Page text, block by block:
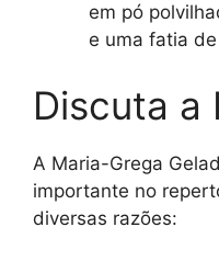
em pó
e uma fatia
Discuta a
A Maria-Grega
importante no
diversas razões: